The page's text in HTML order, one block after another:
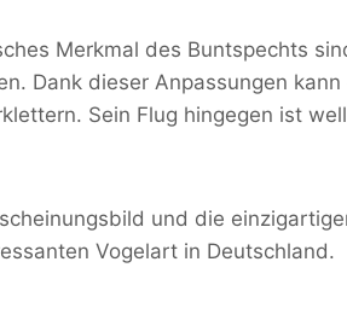
Merkmal des Buntspechts
Dank dieser Anpassungen
Sein Flug hingegen ist
und die
Vogelart in Deutschland.